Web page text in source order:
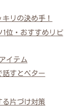
リの決め手！
1位・おすすめリビ
イテム
話すとベター
る片づけ対策